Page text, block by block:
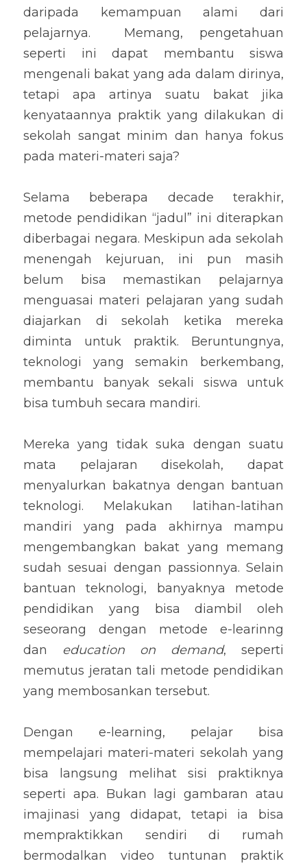
daripada kemampuan alami dari
pelajarnya.  Memang, pengetahuan
seperti ini dapat membantu siswa
mengenali bakat yang ada dalam dirinya,
tetapi apa artinya suatu bakat jika
kenyataannya praktik yang dilakukan di
sekolah sangat minim dan hanya fokus
pada materi-materi saja?
Selama beberapa decade terakhir,
metode pendidikan “jadul” ini diterapkan
diberbagai negara. Meskipun ada sekolah
menengah kejuruan, ini pun masih
belum bisa memastikan pelajarnya
menguasai materi pelajaran yang sudah
diajarkan di sekolah ketika mereka
diminta untuk praktik. Beruntungnya,
teknologi yang semakin berkembang,
membantu banyak sekali siswa untuk
bisa tumbuh secara mandiri.
Mereka yang tidak suka dengan suatu
mata pelajaran disekolah, dapat
menyalurkan bakatnya dengan bantuan
teknologi. Melakukan latihan-latihan
mandiri yang pada akhirnya mampu
mengembangkan bakat yang memang
sudah sesuai dengan passionnya. Selain
bantuan teknologi, banyaknya metode
pendidikan yang bisa diambil oleh
seseorang dengan metode e-learinng
dan education on demand, seperti
memutus jeratan tali metode pendidikan
yang membosankan tersebut.
Dengan e-learning, pelajar bisa
mempelajari materi-materi sekolah yang
bisa langsung melihat sisi praktiknya
seperti apa. Bukan lagi gambaran atau
imajinasi yang didapat, tetapi ia bisa
mempraktikkan sendiri di rumah
bermodalkan video tuntunan praktik